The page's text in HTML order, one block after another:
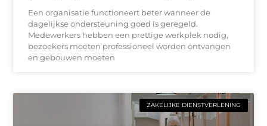
Een organisatie functioneert beter wanneer de
dagelijkse ondersteuning goed is geregeld.
Medewerkers hebben een prettige werkplek nodig,
bezoekers moeten professioneel worden ontvangen
en gebouwen moeten
ZAKELIJKE DIENSTVERLENING